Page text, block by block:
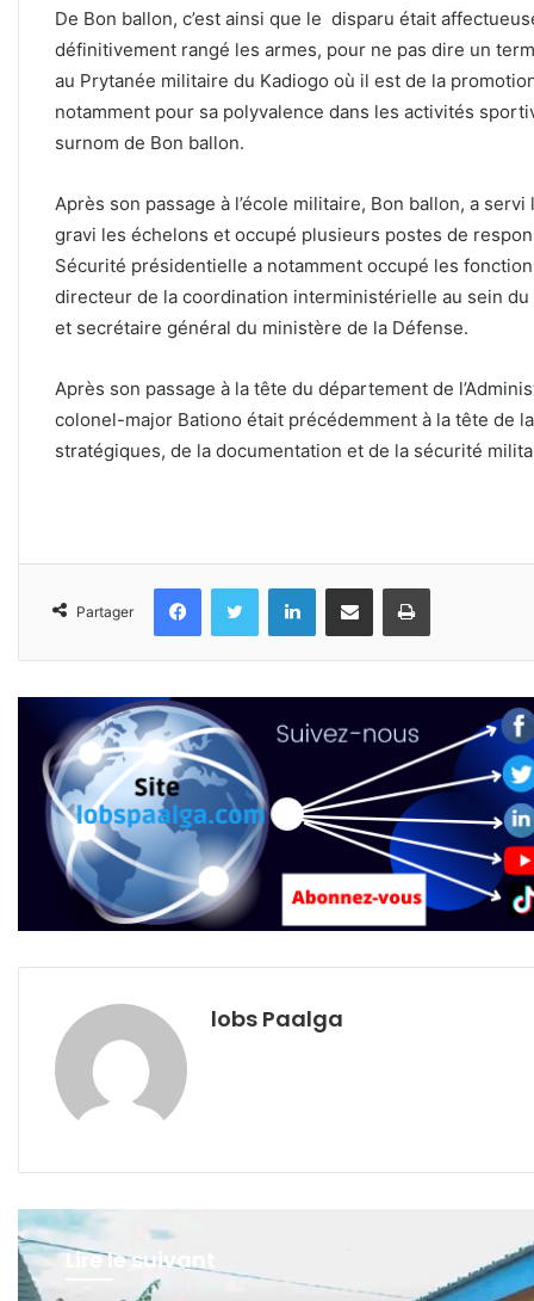
De Bon ballon, c’est ainsi que le disparu était
définitivement rangé les armes, pour ne pas dire un
au Prytanée militaire du Kadiogo où il est de la
notamment pour sa polyvalence dans les activités
surnom de Bon ballon.
Après son passage à l’école militaire, Bon ballon, a
gravi les échelons et occupé plusieurs postes de
Sécurité présidentielle a notamment occupé les
directeur de la coordination interministérielle au sein
et secrétaire général du ministère de la Défense.
Après son passage à la tête du département de
colonel-major Bationo était précédemment à la tête de
stratégiques, de la documentation et de la sécurité
Partager
FacebookTwitter LinkedinPartager par email Imprimer
lobs Paalga
Lire le suivant